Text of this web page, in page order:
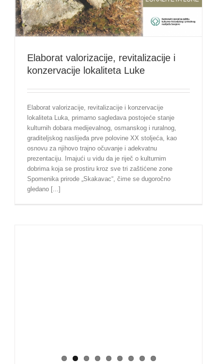
Elaborat valorizacije, revitalizacije i
konzervacije lokaliteta Luke
Elaborat valorizacije, revitalizacije i konzervacije
lokaliteta Luka, primarno sagledava postojeće stanje
kulturnih dobara medijevalnog, osmanskog i ruralnog,
graditeljskog naslijeđa prve polovine XX stoljeća, kao
osnovu za njihovo trajno očuvanje i adekvatnu
prezentaciju. Imajući u vidu da je riječ o kulturnim
dobrima koja se prostiru kroz sve tri zaštićene zone
Spomenika prirode „Skakavac“, čime se dugoročno
gledano [...]